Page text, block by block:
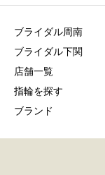
ブライダル周南
ブライダル下関
店舗一覧
指輪を探す
ブランド